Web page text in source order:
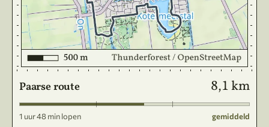
Paarse route 8,1 km
1 uur 48 min lopen gemiddeld